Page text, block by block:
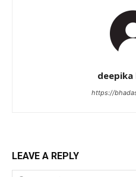
deepika
https://
LEAVE A REPLY